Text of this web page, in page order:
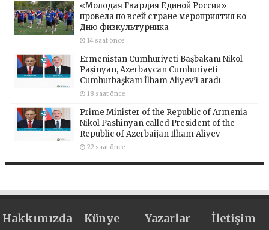
«Молодая Гвардия Единой России»
провела по всей стране мероприятия ко
Дню физкультурника
14 saat önce
Ermenistan Cumhuriyeti Başbakanı Nikol
Paşinyan, Azerbaycan Cumhuriyeti
Cumhurbaşkanı İlham Aliyev’i aradı
18 saat önce
Prime Minister of the Republic of Armenia
Nikol Pashinyan called President of the
Republic of Azerbaijan Ilham Aliyev
22 saat önce
Hakkımızda Künye Yazarlar İletişim